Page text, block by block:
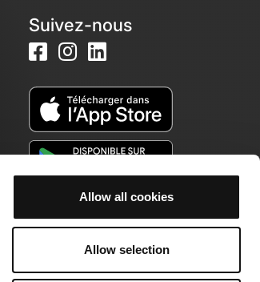
Allow all cookies
Allow selection
Suivez-nous